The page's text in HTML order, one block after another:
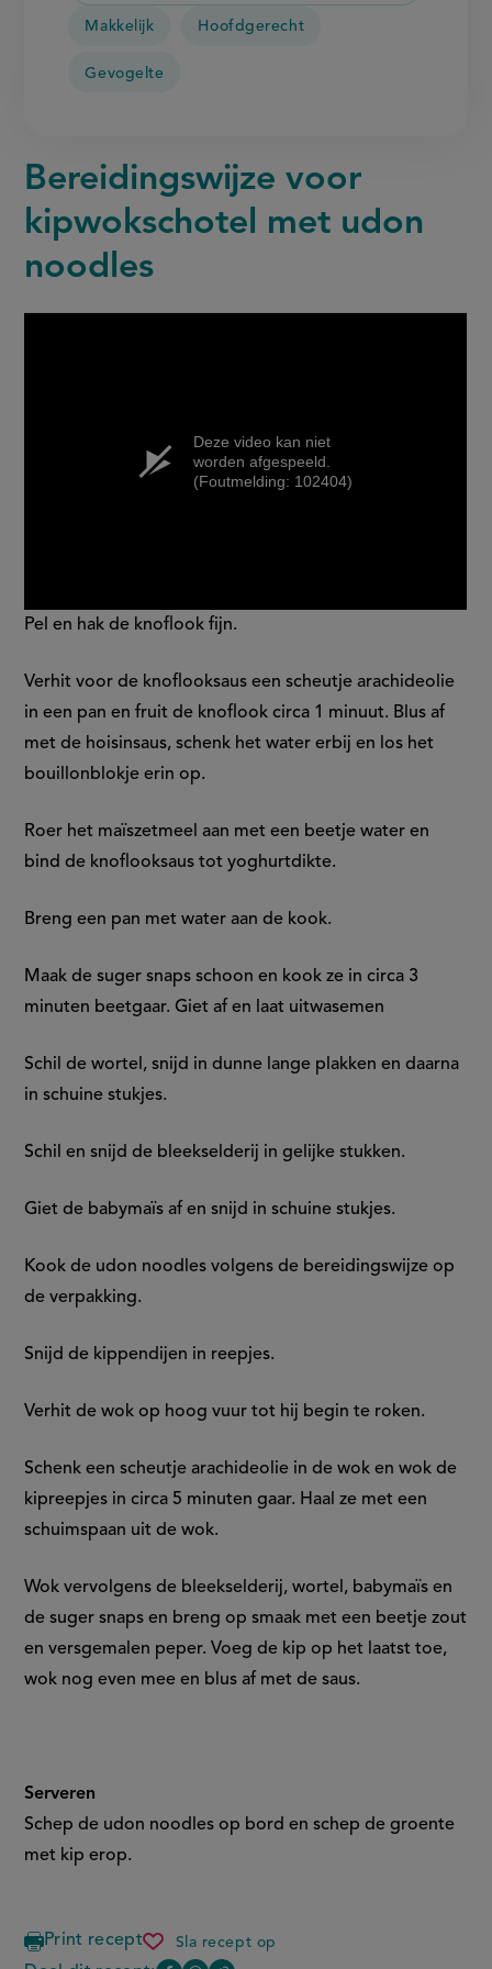
Makkelijk Hoofdgerecht
Gevogelte
Bereidingswijze voor
kipwokschotel met udon
noodles
Deze video kan niet
worden afgespeeld.
(Foutmelding: 102404)
Pel en hak de knoflook fijn.
Verhit voor de knoflooksaus een scheutje arachideolie
in een pan en fruit de knoflook circa 1 minuut. Blus af
met de hoisinsaus, schenk het water erbij en los het
bouillonblokje erin op.
Roer het maïszetmeel aan met een beetje water en
bind de knoflooksaus tot yoghurtdikte.
Breng een pan met water aan de kook.
Maak de suger snaps schoon en kook ze in circa 3
minuten beetgaar. Giet af en laat uitwasemen
Schil de wortel, snijd in dunne lange plakken en daarna
in schuine stukjes.
Schil en snijd de bleekselderij in gelijke stukken.
Giet de babymaïs af en snijd in schuine stukjes.
Kook de udon noodles volgens de bereidingswijze op
de verpakking.
Snijd de kippendijen in reepjes.
Verhit de wok op hoog vuur tot hij begin te roken.
Schenk een scheutje arachideolie in de wok en wok de
kipreepjes in circa 5 minuten gaar. Haal ze met een
schuimspaan uit de wok.
Wok vervolgens de bleekselderij, wortel, babymaïs en
de suger snaps en breng op smaak met een beetje zout
en versgemalen peper. Voeg de kip op het laatst toe,
wok nog even mee en blus af met de saus.
Serveren
Schep de udon noodles op bord en schep de groente
met kip erop.
Print recept Sla recept op
kipwokschotel